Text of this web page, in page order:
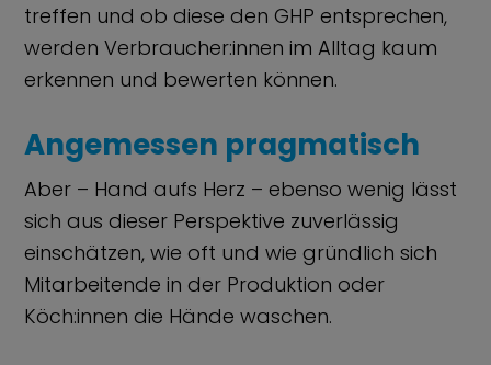
treffen und ob diese den GHP entsprechen,
werden Verbraucher:innen im Alltag kaum
erkennen und bewerten können.
Angemessen pragmatisch
Aber – Hand aufs Herz – ebenso wenig lässt
sich aus dieser Perspektive zuverlässig
einschätzen, wie oft und wie gründlich sich
Mitarbeitende in der Produktion oder
Köch:innen die Hände waschen.